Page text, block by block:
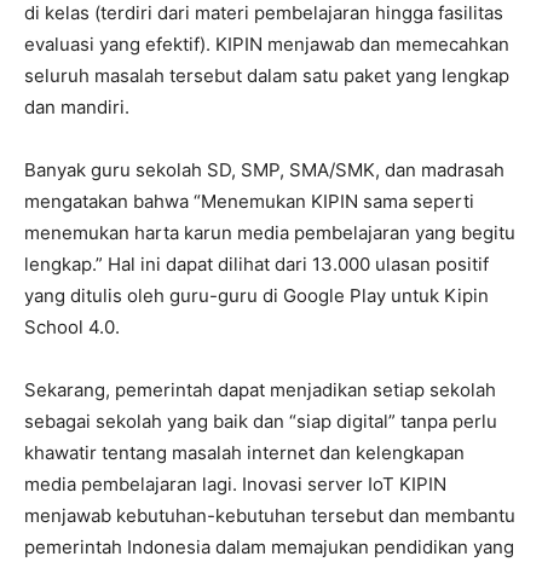
di kelas (terdiri dari materi pembelajaran hingga fasilitas
evaluasi yang efektif). KIPIN menjawab dan memecahkan
seluruh masalah tersebut dalam satu paket yang lengkap
dan mandiri.
Banyak guru sekolah SD, SMP, SMA/SMK, dan madrasah
mengatakan bahwa “Menemukan KIPIN sama seperti
menemukan harta karun media pembelajaran yang begitu
lengkap.” Hal ini dapat dilihat dari 13.000 ulasan positif
yang ditulis oleh guru-guru di Google Play untuk Kipin
School 4.0.
Sekarang, pemerintah dapat menjadikan setiap sekolah
sebagai sekolah yang baik dan “siap digital” tanpa perlu
khawatir tentang masalah internet dan kelengkapan
media pembelajaran lagi. Inovasi server IoT KIPIN
menjawab kebutuhan-kebutuhan tersebut dan membantu
pemerintah Indonesia dalam memajukan pendidikan yang